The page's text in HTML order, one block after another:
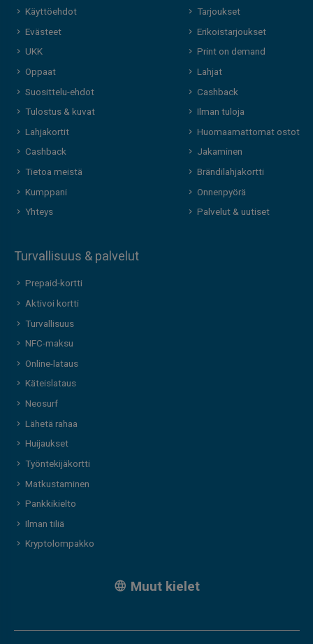
Käyttöehdot
Evästeet
UKK
Oppaat
Suosittelu-ehdot
Tulostus & kuvat
Lahjakortit
Cashback
Tietoa meistä
Kumppani
Yhteys
Tarjoukset
Erikoistarjoukset
Print on demand
Lahjat
Cashback
Ilman tuloja
Huomaamattomat ostot
Jakaminen
Brändilahjakortti
Onnenpyörä
Palvelut & uutiset
Turvallisuus & palvelut
Prepaid-kortti
Aktivoi kortti
Turvallisuus
NFC-maksu
Online-lataus
Käteislataus
Neosurf
Lähetä rahaa
Huijaukset
Työntekijäkortti
Matkustaminen
Pankkikielto
Ilman tiliä
Kryptolompakko
Muut kielet